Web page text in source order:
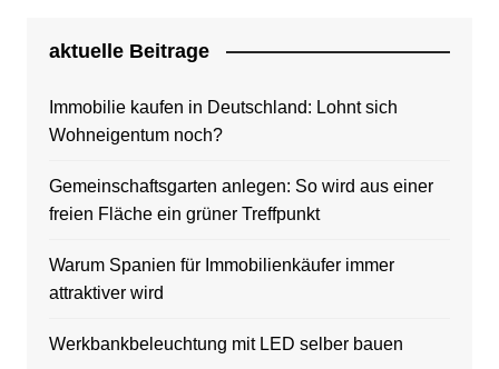
aktuelle Beitrage
Immobilie kaufen in Deutschland: Lohnt sich
Wohneigentum noch?
Gemeinschaftsgarten anlegen: So wird aus einer
freien Fläche ein grüner Treffpunkt
Warum Spanien für Immobilienkäufer immer
attraktiver wird
Werkbankbeleuchtung mit LED selber bauen